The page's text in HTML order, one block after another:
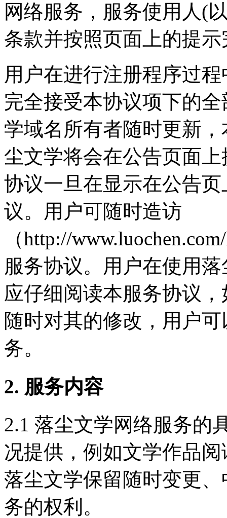
网络服务，服务使用人(
条款并按照页面上的提
用户在进行注册程序过
完全接受本协议项下的
学域名所有者随时更新
尘文学将会在公告页面
协议一旦在显示在公告
议。用户可随时造访
（http://
服务协议。用户在使用
应仔细阅读本服务协议
随时对其的修改，用户
务。
2. 服务内容
2.1 落尘文学网络服务的
况提供，例如文学作品
落尘文学保留随时变更
务的权利。